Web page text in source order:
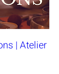
| Atelier